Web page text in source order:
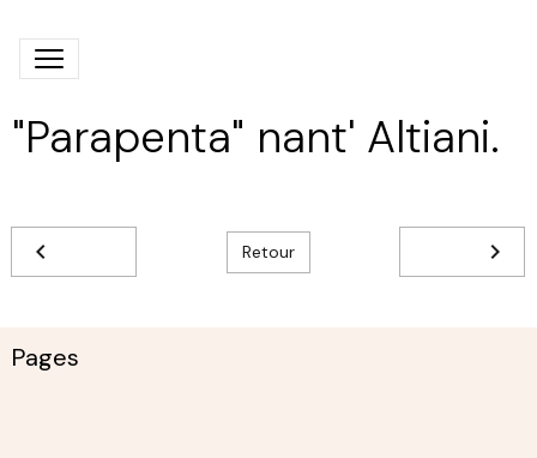
"Parapenta" nant' Altiani.
Retour
Pages